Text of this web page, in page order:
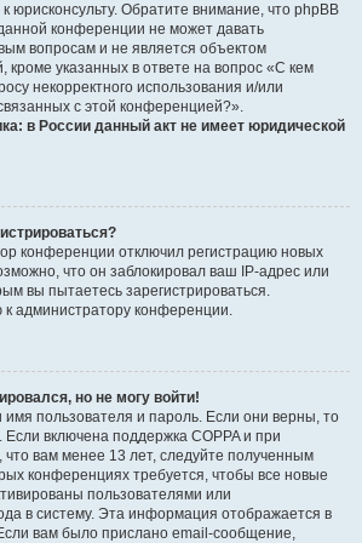
юрисконсульту. Обратите внимание, что phpBB
конференции не может давать
вопросам и не является объектом
кроме указанных в ответе на вопрос «С кем
некорректного использования и/или
с этой конференцией?».
в России данный акт не имеет юридической
конференции отключил регистрацию новых
что он заблокировал ваш IP-адрес или
вы пытаетесь зарегистрироваться.
администратору конференции.
но не могу войти!
имя пользователя и пароль. Если они верны, то
включена поддержка COPPA и при
что вам менее 13 лет, следуйте полученным
конференциях требуется, чтобы все новые
пользователями или
в систему. Эта информация отображается в
вам было прислано email-сообщение,